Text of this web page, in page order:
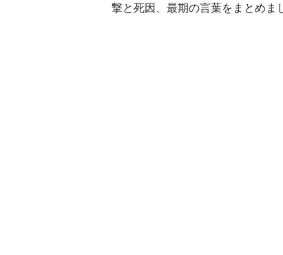
撃と死因、最期の言葉をまとめま